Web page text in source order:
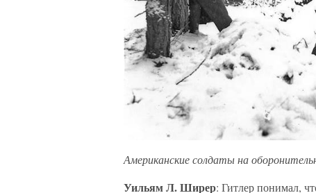
Американские солдаты на
Уильям Л. Ширер: Гитлер понимал,